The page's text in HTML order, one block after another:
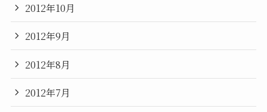
2012年10月
2012年9月
2012年8月
2012年7月